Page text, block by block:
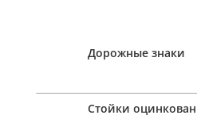
Дорожные знаки
Стойки